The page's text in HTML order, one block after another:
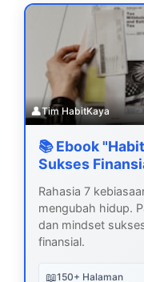
👤Tim HabitKaya
📚 Ebook
Sukses
Rahasia 7
mengubah hidup.
dan mindset
finansial.
📖150+ Halaman